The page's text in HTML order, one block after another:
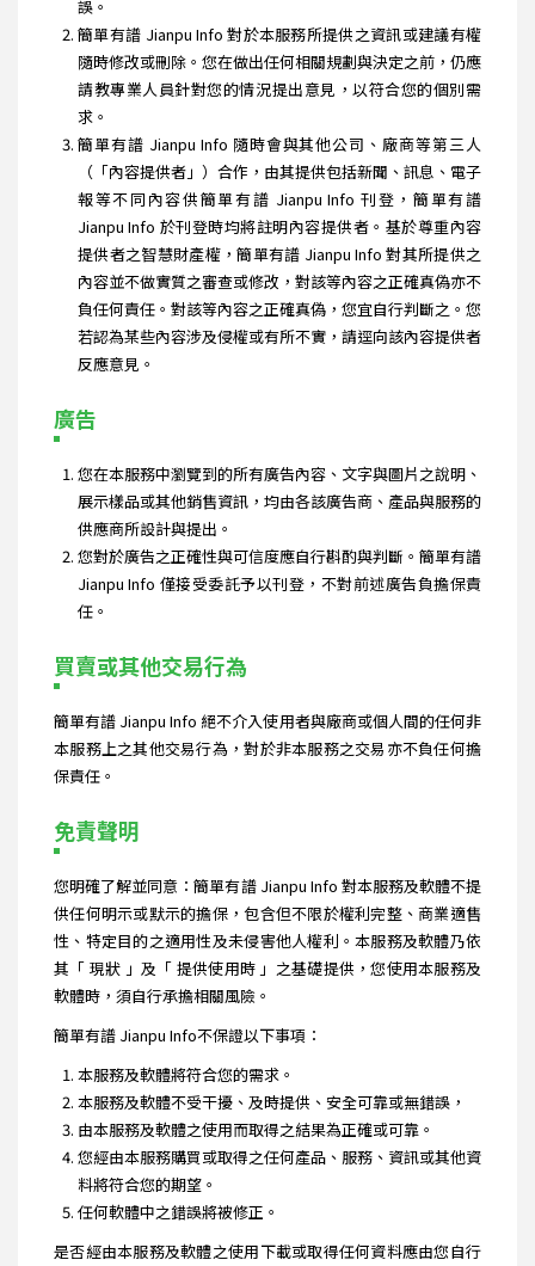
誤。
簡單有譜 Jianpu Info 對於本服務所提供之資訊或建議有權
隨時修改或刪除。您在做出任何相關規劃與決定之前，仍應
請教專業人員針對您的情況提出意見，以符合您的個別需
求。
簡單有譜 Jianpu Info 隨時會與其他公司、廠商等第三人
（「內容提供者」）合作，由其提供包括新聞、訊息、電子
報等不同內容供簡單有譜 Jianpu Info 刊登，簡單有譜
Jianpu Info 於刊登時均將註明內容提供者。基於尊重內容
提供者之智慧財產權，簡單有譜 Jianpu Info 對其所提供之
內容並不做實質之審查或修改，對該等內容之正確真偽亦不
負任何責任。對該等內容之正確真偽，您宜自行判斷之。您
若認為某些內容涉及侵權或有所不實，請逕向該內容提供者
反應意見。
廣告
您在本服務中瀏覽到的所有廣告內容、文字與圖片之說明、
展示樣品或其他銷售資訊，均由各該廣告商、產品與服務的
供應商所設計與提出。
您對於廣告之正確性與可信度應自行斟酌與判斷。簡單有譜
Jianpu Info 僅接受委託予以刊登，不對前述廣告負擔保責
任。
買賣或其他交易行為
簡單有譜 Jianpu Info 絕不介入使用者與廠商或個人間的任何非
本服務上之其他交易行為，對於非本服務之交易亦不負任何擔
保責任。
免責聲明
您明確了解並同意：簡單有譜 Jianpu Info 對本服務及軟體不提
供任何明示或默示的擔保，包含但不限於權利完整、商業適售
性、特定目的之適用性及未侵害他人權利。本服務及軟體乃依
其「 現狀 」及「 提供使用時 」之基礎提供，您使用本服務及
軟體時，須自行承擔相關風險。
簡單有譜 Jianpu Info不保證以下事項：
本服務及軟體將符合您的需求。
本服務及軟體不受干擾、及時提供、安全可靠或無錯誤，
由本服務及軟體之使用而取得之結果為正確或可靠。
您經由本服務購買或取得之任何產品、服務、資訊或其他資
料將符合您的期望。
任何軟體中之錯誤將被修正。
是否經由本服務及軟體之使用下載或取得任何資料應由您自行